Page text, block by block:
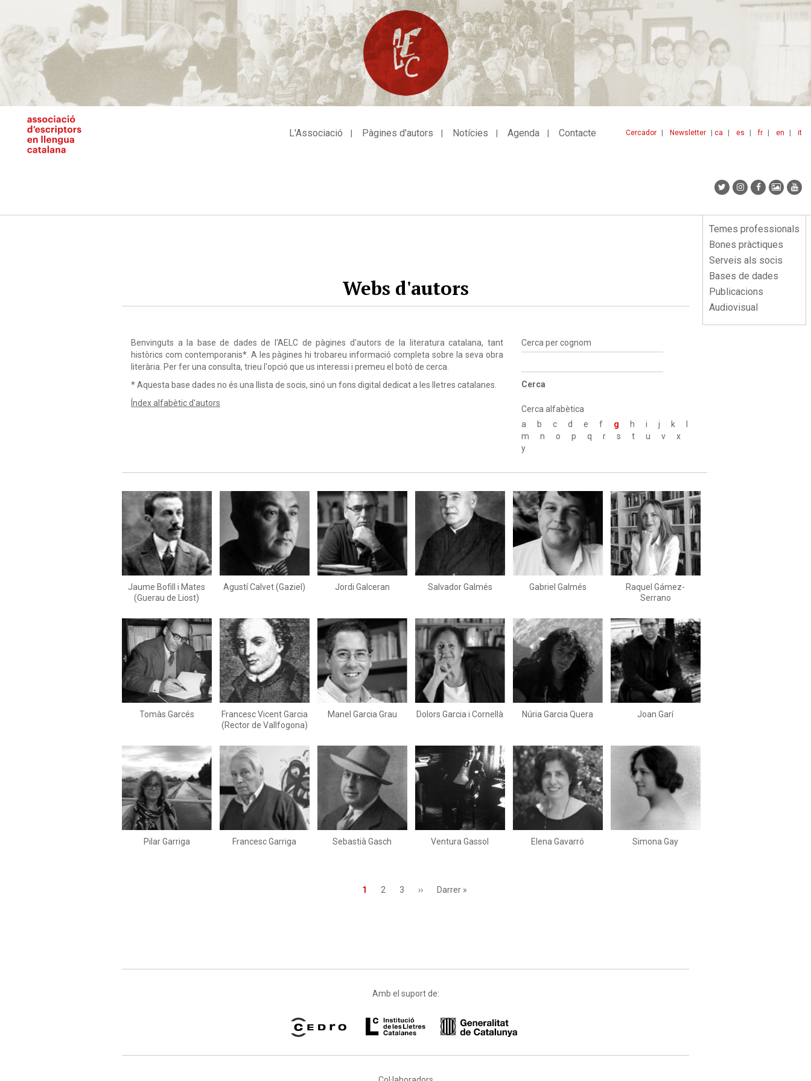
contingut
ca es fr en it
Cercador Newsletter
L'Associació Pàgines d'autors Notícies Agenda Contacte
Menu
lateral
Temes professionals
Bones pràctiques
Serveis als socis
Bases de dades
Publicacions
Audiovisual
Webs d'autors
Benvinguts a la base de dades de l'AELC de pàgines d'autors de la literatura catalana, tant
històrics com contemporanis*. A les pàgines hi trobareu informació completa sobre la seva obra
literària. Per fer una consulta, trieu l'opció que us interessi i premeu el botó de cerca.
* Aquesta base dades no és una llista de socis, sinó un fons digital dedicat a les lletres catalanes.
Índex alfabètic d'autors
Cerca per cognom
Cerca
Cerca alfabètica
a
b c d e f g h i j k
m
n o p q r s t u v
x
y
Jaume Bofill i Mates
(Guerau de Liost)
Agustí Calvet (Gaziel) Jordi Galceran Salvador Galmés Gabriel Galmés
Raquel Gámez-
Serrano
Tomàs Garcés
Francesc Vicent Garcia
(Rector de Vallfogona)
Manel Garcia Grau Dolors Garcia i Cornellà Núria Garcia Quera Joan Garí
Pilar Garriga Francesc Garriga Sebastià Gasch Ventura Gassol Elena Gavarró Simona Gay
Pàgina
1 Page
2 Page
3
Pàgina
››
Última
Darrer »
Amb el suport de: